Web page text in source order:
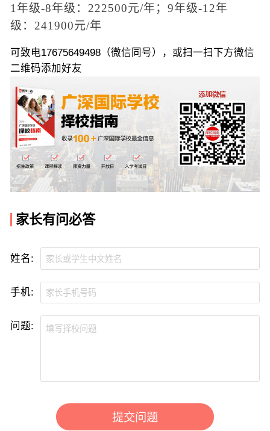
1年级-8年级：222500元/年；9年级-12年
级：241900元/年
可致电17675649498（微信同号），或扫一扫下方微信
二维码添加好友
家长有问必答
姓名:
手机:
问题:
提交问题